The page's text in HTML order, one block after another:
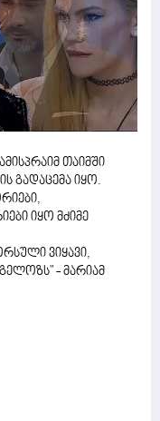
თაიმში
გადაცემა იყო.
იყო მძიმე
ვიყავი,
- მარიამ